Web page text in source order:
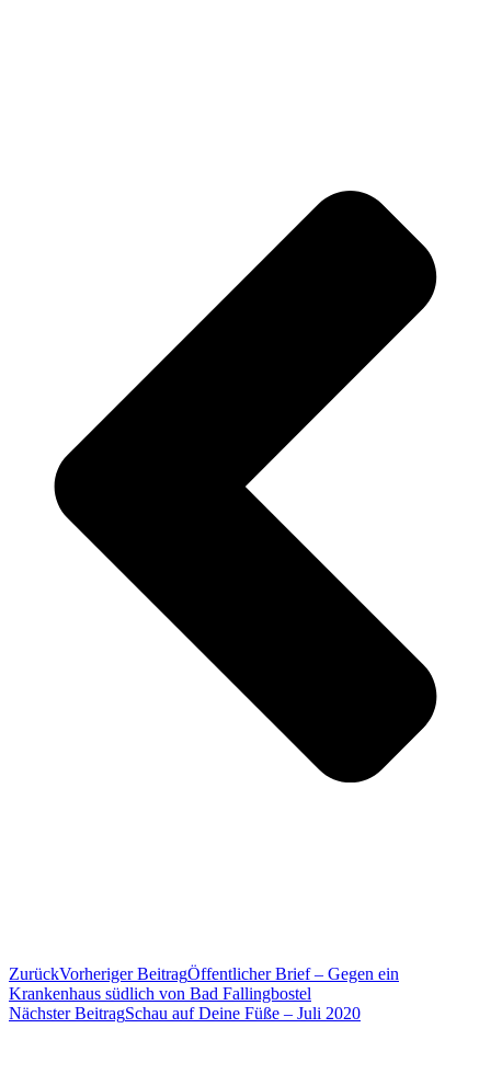
ZurückVorheriger BeitragÖffentlicher Brief – Gegen ein
Krankenhaus südlich von Bad Fallingbostel
Nächster BeitragSchau auf Deine Füße – Juli 2020